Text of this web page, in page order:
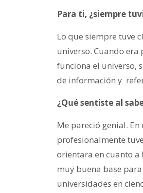
Para ti, ¿siempre
Lo que siempre tuve
universo. Cuando
funciona el universo,
de información y
¿Qué sentiste al
Me pareció genial.
profesionalmente
orientara en cuanto a
muy buena base
universidades en